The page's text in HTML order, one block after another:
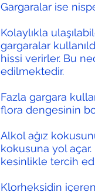
Gargaralar ise
Kolaylıkla
gargaralar
hissi verirler. Bu
edilmektedir.
Fazla gargara
flora dengesinin
Alkol ağız
kokusuna yol
kesinlikle tercih
Klorheksidin